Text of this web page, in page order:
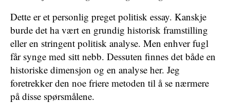
Dette er et personlig preget politisk essay. Kanskje
burde det ha vært en grundig historisk framstilling
eller en stringent politisk analyse. Men enhver fugl
får synge med sitt nebb. Dessuten finnes det både en
historiske dimensjon og en analyse her. Jeg
foretrekker den noe friere metoden til å se nærmere
på disse spørsmålene.